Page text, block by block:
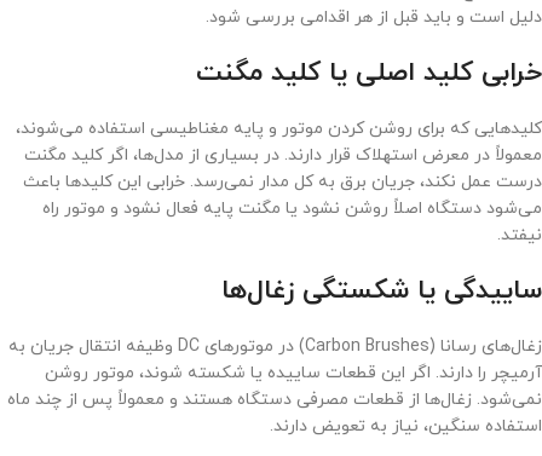
دلیل است و باید قبل از هر اقدامی بررسی شود.
خرابی کلید اصلی یا کلید مگنت
کلیدهایی که برای روشن کردن موتور و پایه مغناطیسی استفاده می‌شوند،
معمولاً در معرض استهلاک قرار دارند. در بسیاری از مدل‌ها، اگر کلید مگنت
درست عمل نکند، جریان برق به کل مدار نمی‌رسد. خرابی این کلیدها باعث
می‌شود دستگاه اصلاً روشن نشود یا مگنت پایه فعال نشود و موتور راه
نیفتد.
ساییدگی یا شکستگی زغال‌ها
زغال‌های رسانا (Carbon Brushes) در موتورهای DC وظیفه انتقال جریان به
آرمیچر را دارند. اگر این قطعات ساییده یا شکسته شوند، موتور روشن
نمی‌شود. زغال‌ها از قطعات مصرفی دستگاه هستند و معمولاً پس از چند ماه
استفاده سنگین، نیاز به تعویض دارند.